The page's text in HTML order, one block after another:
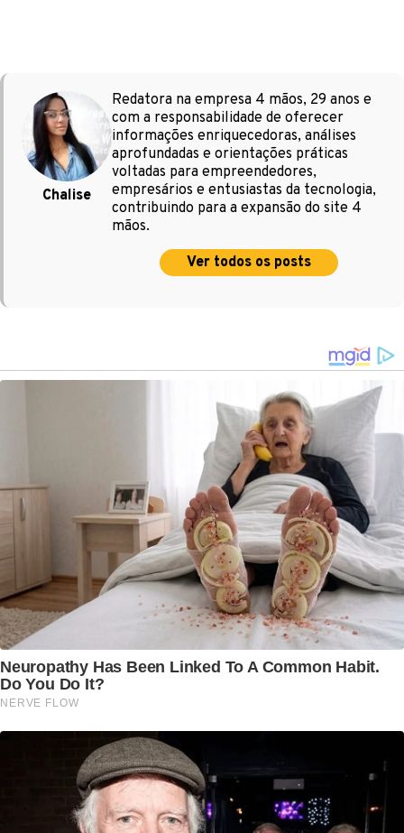
Chalise
Redatora na empresa 4 mãos, 29 anos e
com a responsabilidade de oferecer
informações enriquecedoras, análises
aprofundadas e orientações práticas
voltadas para empreendedores,
empresários e entusiastas da tecnologia,
contribuindo para a expansão do site 4
mãos.
Ver todos os posts